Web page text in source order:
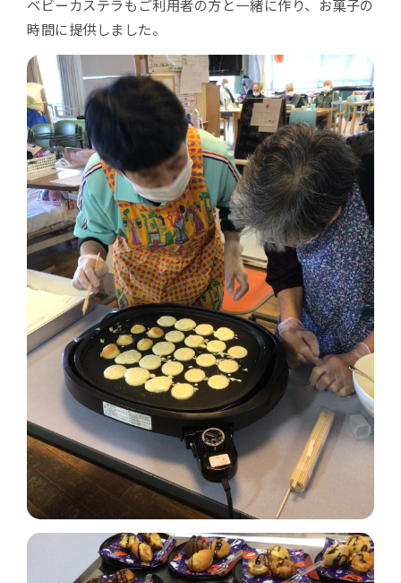
ベビーカステラもご利用者の方と一緒に作り、お菓子の
時間に提供しました。